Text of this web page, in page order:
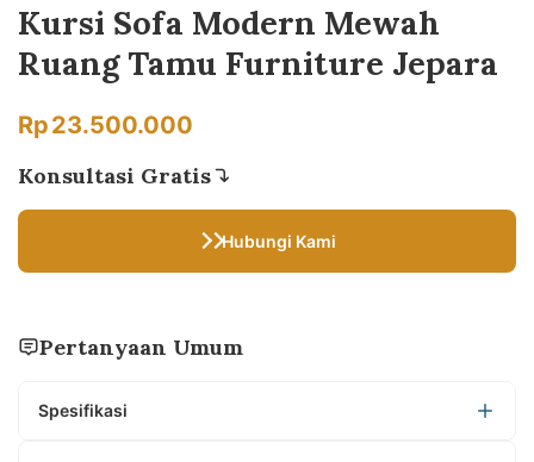
Kursi Sofa Modern Mewah
Ruang Tamu Furniture Jepara
Rp23.500.000
Konsultasi Gratis
Hubungi Kami
Pertanyaan Umum
Spesifikasi